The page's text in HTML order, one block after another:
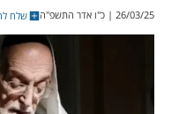
ומסוגל. הרב זצ"ל
זה. קרא אותה
שלח לחבר